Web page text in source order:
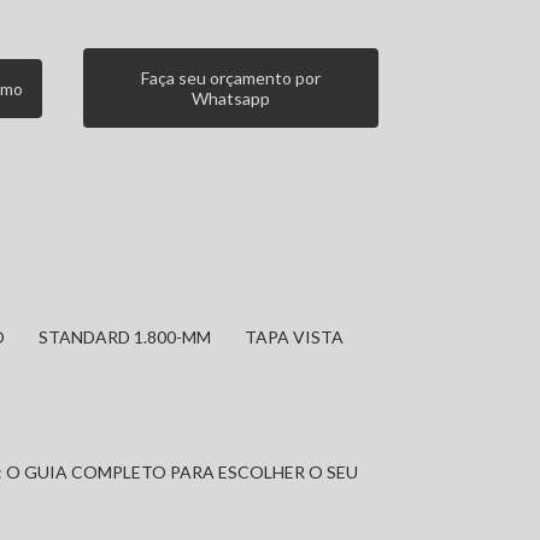
Faça seu orçamento por
Whatsapp
STANDARD 1.800-MM TAPA VISTA
GUIA COMPLETO PARA ESCOLHER O SEU